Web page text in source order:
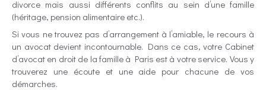
divorce mais aussi différents conflits au sein d’une famille
(héritage, pension alimentaire etc.).
Si vous ne trouvez pas d’arrangement à l’amiable, le recours à
un avocat devient incontournable. Dans ce cas, votre Cabinet
d’avocat en droit de la famille à Paris est à votre service. Vous y
trouverez une écoute et une aide pour chacune de vos
démarches.